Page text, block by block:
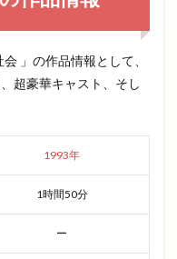
」の作品情報として、
超豪華キャスト、そし
1993年
1時間50分
ー